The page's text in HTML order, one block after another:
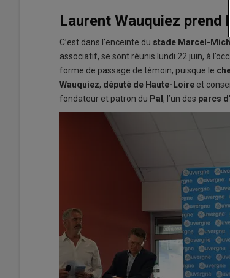
Laurent Wauquiez prend
C’est dans l’enceinte du stade Marcel-
associatif, se sont réunis lundi 22 juin, à
forme de passage de témoin, puisque le
Wauquiez, député de Haute-Loire et
fondateur et patron du Pal , l’un des parcs